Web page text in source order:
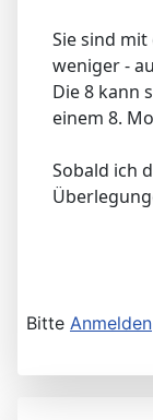
Sie sind
weniger -
Die 8 kann
einem 8.
Sobald ich
Bitte Anmelden